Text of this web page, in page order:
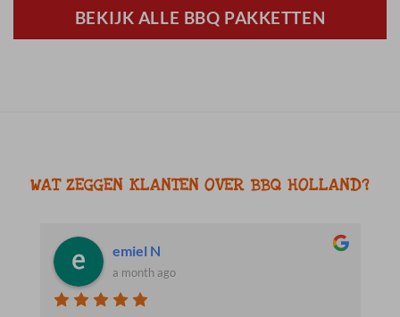
BEKIJK ALLE BBQ PAKKETTEN
WAT ZEGGEN KLANTEN OVER BBQ HOLLAND?
Jacob R.
a month ago